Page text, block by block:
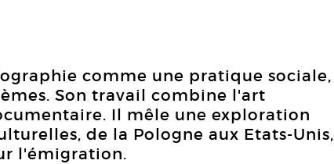
comme une pratique sociale,
Son travail combine l'art
Il mêle une exploration
de la Pologne aux Etats-Unis,
l'émigration.